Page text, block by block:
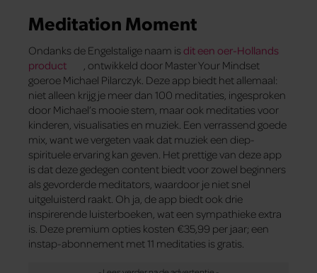
Meditation Moment
Ondanks de Engelstalige naam isdit een oer-Hollands
product
, ontwikkeld door Master Your Mindset
goeroe Michael Pilarczyk. Deze app biedt het allemaal:
niet alleen krijg je meer dan 100 meditaties, ingesproken
door Michael’s mooie stem, maar ook meditaties voor
kinderen, visualisaties en muziek. Een verrassend goede
mix, want we vergeten vaak dat muziek een diep-
spirituele ervaring kan geven. Het prettige van deze app
is dat deze gedegen content biedt voor zowel beginners
als gevorderde meditators, waardoor je niet snel
uitgeluisterd raakt. Oh ja, de app biedt ook drie
inspirerende luisterboeken, wat een sympathieke extra
is. Deze premium opties kosten €35,99 per jaar; een
instap-abonnement met 11 meditaties is gratis.